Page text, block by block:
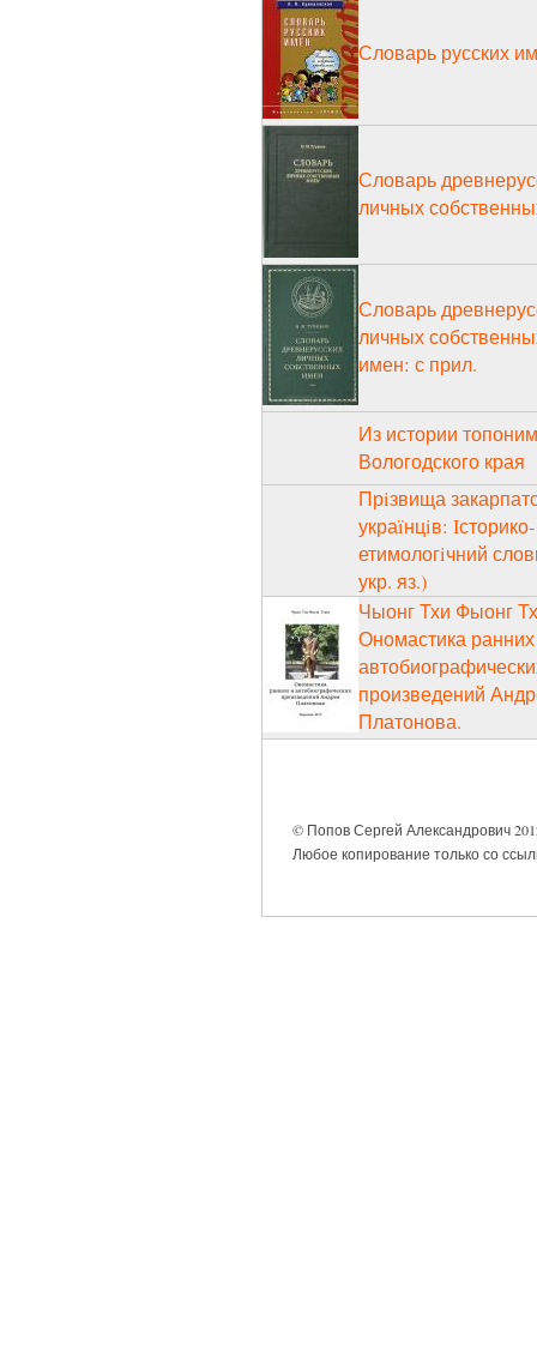
Словарь русских
Словарь
личных
Словарь
личных
имен: с прил.
Из истории
Вологодского края
Прiзвища
украïнцiв: Iсторико-
етимологiчний
укр. яз.)
Чыонг Тхи Фыонг
Ономастика
произведений
Платонова.
© Попов Сергей Александрович
Любое копирование только со